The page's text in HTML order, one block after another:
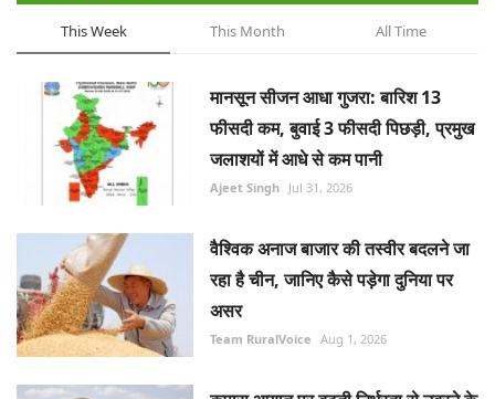
Agri Start-Ups
Language
English Hindi
This Week This Month All Time
मानसून सीजन आधा गुजरा: बारिश 13
फीसदी कम, बुवाई 3 फीसदी पिछड़ी, प्रमुख
जलाशयों में आधे से कम पानी
Ajeet Singh Jul 31, 2026
वैश्विक अनाज बाजार की तस्वीर बदलने जा
रहा है चीन, जानिए कैसे पड़ेगा दुनिया पर
असर
Team RuralVoice Aug 1, 2026